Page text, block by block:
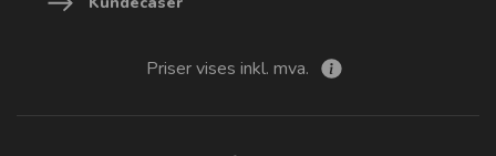
Priser vises inkl. mva.